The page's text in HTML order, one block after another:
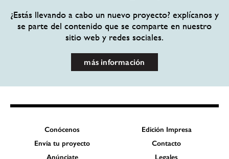
¿Estás llevando a cabo un nuevo proyecto? explícanos y
se parte del contenido que se comparte en nuestro
sitio web y redes sociales.
más información
Conócenos
Edición Impresa
Envía tu proyecto
Contacto
Anúnciate
Legales